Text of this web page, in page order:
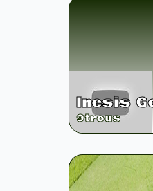
Inesis
9trous